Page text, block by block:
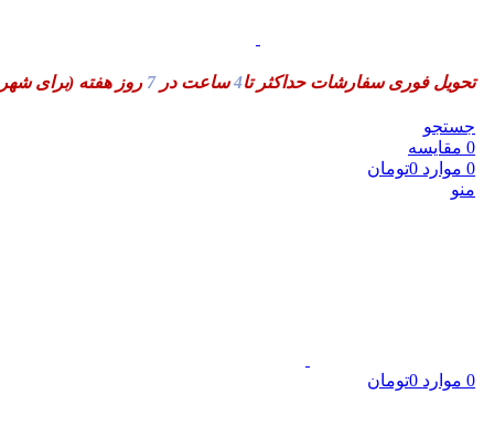
تحویل فوری سفارشات حداکثر تا4ساعت در7 روز هفته (برای
جستجو
0 مقایسه
0 موارد 0تومان
منو
0 موارد 0تومان